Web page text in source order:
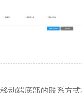
动端底部的联系方式
的留言板如何绑定